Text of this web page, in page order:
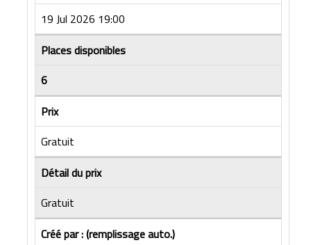
19 Jul 2026 19:00
Places disponibles
6
Prix
Gratuit
Détail du prix
Gratuit
Créé par : (remplissage auto.)